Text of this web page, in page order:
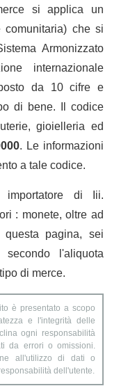
si applica un
comunitaria) che si
Armonizzato
internazionale
da 10 cifre e
di bene. Il codice
gioielleria ed
. Le informazioni
a tale codice.
di Iii.
: monete, oltre ad
pagina, sei
l'aliquota
di merce.
è presentato a scopo
e l'integrità delle
ogni responsabilità
da errori o omissioni.
all'utilizzo di dati o
dell'utente.